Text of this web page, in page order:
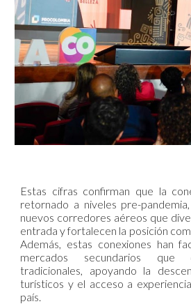
Estas cifras confirman que la
retornado a niveles pre-
nuevos corredores aéreos que
entrada y fortalecen la posición
Además, estas conexiones han
mercados secundarios que
tradicionales, apoyando la
turísticos y el acceso a
país.